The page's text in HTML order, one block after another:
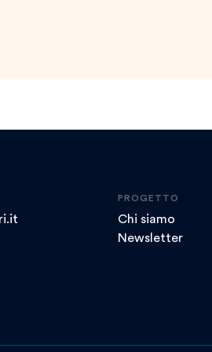
PROGETTO
Chi siamo
Newsletter